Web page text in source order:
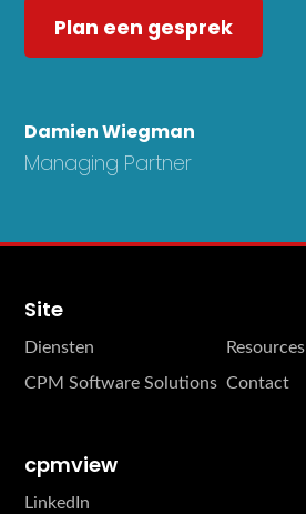
Plan een gesprek
Damien Wiegman
Managing Partner
Site
Diensten
Resources
CPM Software Solutions Contact
cpmview
LinkedIn